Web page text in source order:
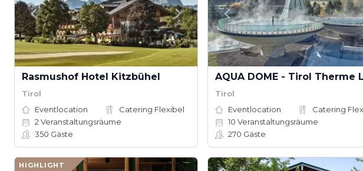
Rasmushof Hotel Kitzbühel
Tirol
Eventlocation
Catering Flexibel
2 Veranstaltungsräume
350 Gäste
Tirol
Eventlocation
Catering
10 Veranstaltungsräume
270 Gäste
HIGHLIGHT